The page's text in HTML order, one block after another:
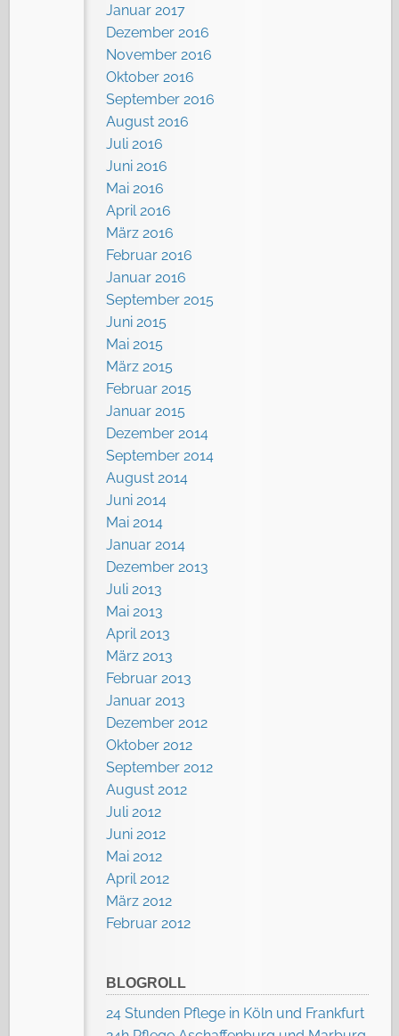
Januar 2017
Dezember 2016
November 2016
Oktober 2016
September 2016
August 2016
Juli 2016
Juni 2016
Mai 2016
April 2016
März 2016
Februar 2016
Januar 2016
September 2015
Juni 2015
Mai 2015
März 2015
Februar 2015
Januar 2015
Dezember 2014
September 2014
August 2014
Juni 2014
Mai 2014
Januar 2014
Dezember 2013
Juli 2013
Mai 2013
April 2013
März 2013
Februar 2013
Januar 2013
Dezember 2012
Oktober 2012
September 2012
August 2012
Juli 2012
Juni 2012
Mai 2012
April 2012
März 2012
Februar 2012
BLOGROLL
24 Stunden Pflege in Köln und Frankfurt